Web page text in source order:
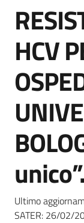
Seguici
su
HCV
unico”.
Ultimo
SATER: 26/02/